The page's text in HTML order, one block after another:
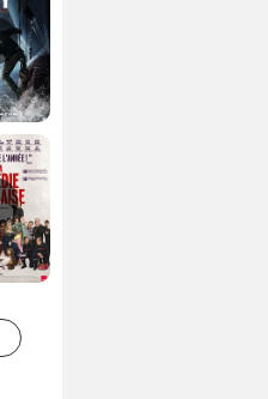
De la Comédie-Française Teaser VF